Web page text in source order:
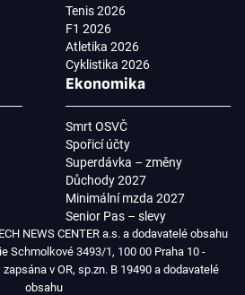
Tenis 2026
F1 2026
Atletika 2026
Cyklistika 2026
Ekonomika
Smrt OSVČ
Spořicí účty
Superdávka – změny
Důchody 2027
Minimální mzda 2027
Senior Pas – slevy
NEWS CENTER a.s. a dodavatelé obsahu
Schmolkové 3493/1, 100 00 Praha 10 -
v OR, sp.zn. B 19490 a dodavatelé
obsahu